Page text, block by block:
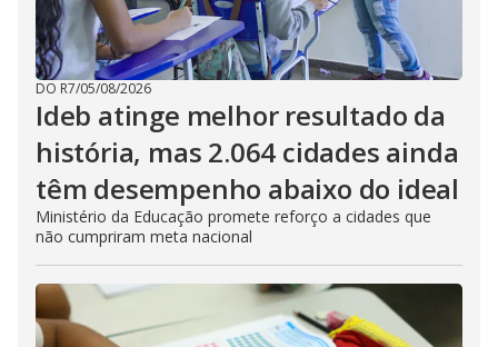
DO R7/05/08/2026
Ideb atinge melhor resultado da
história, mas 2.064 cidades ainda
têm desempenho abaixo do ideal
Ministério da Educação promete reforço a cidades que
não cumpriram meta nacional